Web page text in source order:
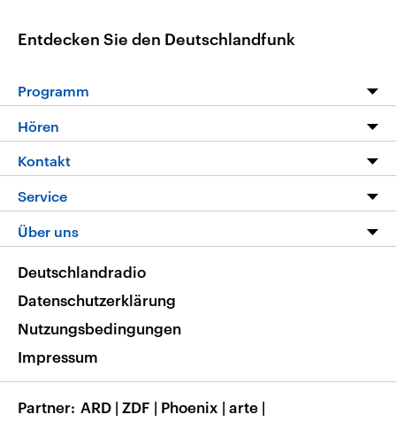
Entdecken Sie den Deutschlandfunk
Programm
Die Nachrichten
Nachrichtenleicht
Neue Beiträge auf dlf.de
Hören
Livestream
Podcasts
Deutschlandfunk App
Nachrichten App
Frequenzen
Kontakt
Hörerservice
Service
FAQ
Veranstaltungen
Musikliste
RSS
Über uns
Barrierefreiheit
Deutschlandradio
Datenschutzerklärung
Nutzungsbedingungen
Impressum
Partner ARD | ZDF | Phoenix | arte |